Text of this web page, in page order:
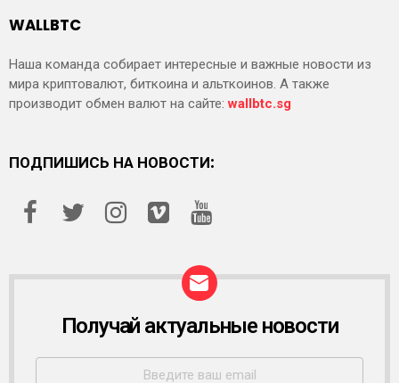
WALLBTC
Наша команда собирает интересные и важные новости из
мира криптовалют, биткоина и альткоинов. А также
производит обмен валют на сайте:wallbtc.sg
ПОДПИШИСЬ НА НОВОСТИ:
С
Получай актуальные новости